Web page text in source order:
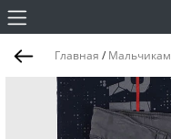
Главная / Мальчикам